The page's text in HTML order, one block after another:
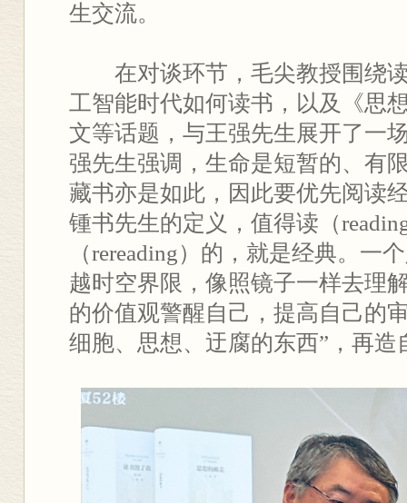
生交流。
在对谈环节，毛尖教授围绕
工智能时代如何读书，以及《思
文等话题，与王强先生展开了一
强先生强调，生命是短暂的、有
藏书亦是如此，因此要优先阅读
锺书先生的定义，值得读（
（rereading）的，就是经典。一
越时空界限，像照镜子一样去理
的价值观警醒自己，提高自己的
细胞、思想、迂腐的东西”，再造